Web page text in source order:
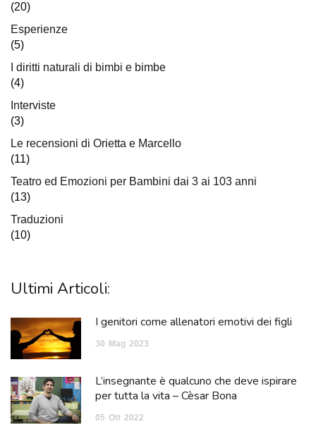
(20)
Esperienze
(5)
I diritti naturali di bimbi e bimbe
(4)
Interviste
(3)
Le recensioni di Orietta e Marcello
(11)
Teatro ed Emozioni per Bambini dai 3 ai 103 anni
(13)
Traduzioni
(10)
Ultimi Articoli:
I genitori come allenatori emotivi dei figli
30 Mag 2023
L’insegnante è qualcuno che deve ispirare
per tutta la vita – Cèsar Bona
05 Ott 2022